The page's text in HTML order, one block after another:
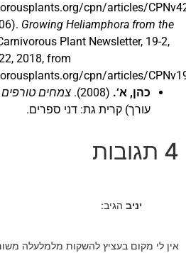
cpn/articles/
Growing Heliamphora from the
Plant Newsletter, 19-2,
2018, from
cpn/articles/
כהן, א‘.
(2008). צמחים טורפים
עורך) קרית גת: דני ספרים.
4 תגובות
יניב הגיב:
אין לי מקום בעציץ להשקות מלמלעלה